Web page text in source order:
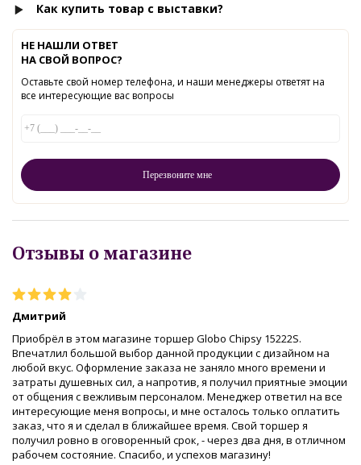
Как купить товар с выставки?
НЕ НАШЛИ ОТВЕТ
НА СВОЙ ВОПРОС?
Оставьте свой номер телефона, и наши менеджеры ответят на
все интересующие вас вопросы
Отзывы о магазине
Дмитрий
Приобрёл в этом магазине торшер Globo Chipsy 15222S.
Впечатлил большой выбор данной продукции с дизайном на
любой вкус. Оформление заказа не заняло много времени и
затраты душевных сил, а напротив, я получил приятные эмоции
от общения с вежливым персоналом. Менеджер ответил на все
интересующие меня вопросы, и мне осталось только оплатить
заказ, что я и сделал в ближайшее время. Свой торшер я
получил ровно в оговоренный срок, - через два дня, в отличном
рабочем состояние. Спасибо, и успехов магазину!